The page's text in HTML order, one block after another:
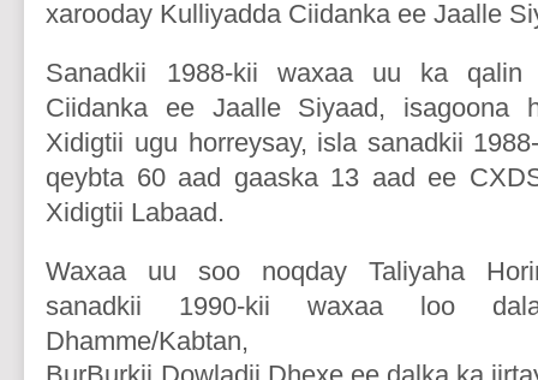
xarooday Kulliyadda Ciidanka ee Jaalle
Sanadkii 1988-kii waxaa uu ka qalin
Ciidanka ee Jaalle Siyaad, isagoona
Xidigtii ugu horreysay, isla sanadkii
qeybta 60 aad gaaska 13 aad ee
Xidigtii Labaad.
Waxaa uu soo noqday Taliyaha
sanadkii 1990-kii waxaa loo
Dhamme/Kabtan,